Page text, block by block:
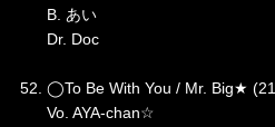
B. あい
Dr. Doc
52. ◯To Be With You / Mr. Big★
Vo. AYA-chan☆